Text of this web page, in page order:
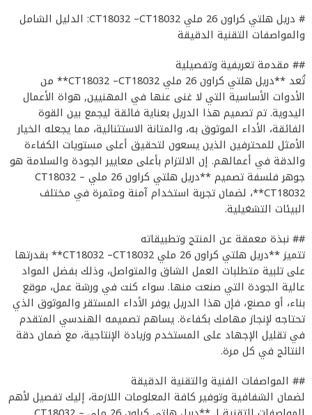
# دريل هلتي كراون 26 ملي CT18032 –CT18032: الدليل الشامل
والمواصفات التقنية الدقيقة
## مقدمة تعريفية وتفصيلية
تُعد **دريل هلتي كراون 26 ملي CT18032 –CT18032** من
الأدوات الأساسية التي لا غنى عنها في المهنيين, هواة الأعمال
اليدوية. تم تصميم هذا الدريل بعناية فائقة ليجمع بين القوة
الفائقة، الأداء الموثوق به، والمتانة الاستثنائية، مما يجعله الخيار
الأمثل للمحترفين الذين يسعون لتحقيق أعلى مستويات الكفاءة
والدقة في أعمالهم. إن الالتزام بأعلى معايير الجودة والسلامة هو
جوهر فلسفة تصميم **دريل هلتي كراون 26 ملي CT18032 –
CT18032**، لضمان تجربة استخدام آمنة ومثمرة في مختلف
البيئات التشغيلية.
## نبذة معمقة عن المنتج وتطبيقاته
تتميز **دريل هلتي كراون 26 ملي CT18032 –CT18032** بقدرتها
على تلبية متطلبات العمل الشاق والمتواصل، وذلك بفضل المواد
عالية الجودة التي صنعت منها. سواء كنت في ورشة عمل، موقع
بناء، أو مصنع، فإن هذا الدريل يوفر الأداء المستقر والموثوق الذي
تحتاجه لإنجاز مهامك بكفاءة. يساهم تصميمه الهندسي المتقدم
في تقليل الإجهاد على المستخدم وزيادة الإنتاجية، مع ضمان دقة
النتائج في كل مرة.
## المواصفات الفنية والتقنية الدقيقة
لضمان الشفافية وتوفير كافة المعلومات اللازمة، إليك تفصيل لأهم